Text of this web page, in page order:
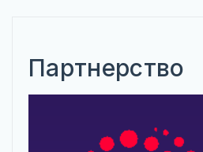
Партнерство